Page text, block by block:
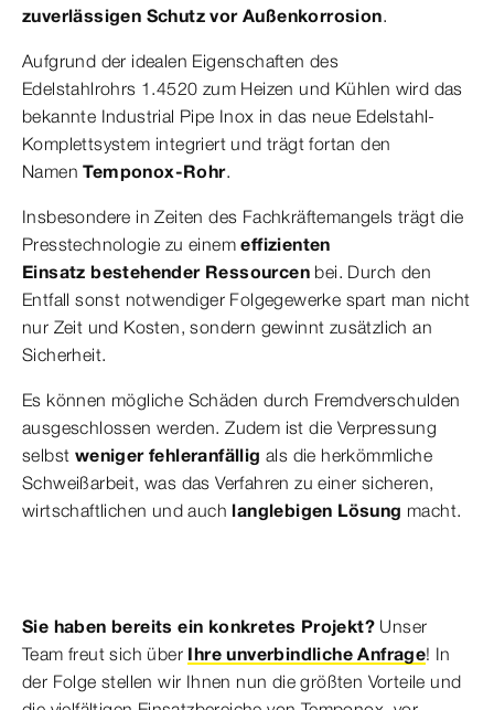
zuverlässigen Schutz vor Außenkorrosion.
Aufgrund der idealen Eigenschaften des
Edelstahlrohrs 1.4520 zum Heizen und Kühlen wird das
bekannte Industrial Pipe Inox in das neue Edelstahl-
Komplettsystem integriert und trägt fortan den
NamenTemponox-Rohr.
Insbesondere in Zeiten des Fachkräftemangels trägt die
Presstechnologie zu einemeffizienten
Einsatz bestehender Ressourcen bei. Durch den
Entfall sonst notwendiger Folgegewerke spart man nicht
nur Zeit und Kosten, sondern gewinnt zusätzlich an
Sicherheit.
Es können mögliche Schäden durch Fremd­verschulden
ausgeschlossen werden. Zudem ist die Verpressung
selbst weniger fehleranfällig als die herkömmliche
Schweißarbeit, was das Verfahren zu einer sicheren,
wirtschaftlichen und auch langlebigen Lösung macht.
Sie haben bereits ein konkretes Projekt? Unser
Team freut sich über Ihre unverbindliche Anfrage! In
der Folge stellen wir Ihnen nun die größten Vorteile und